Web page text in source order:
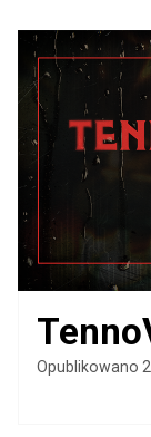
Opublikowano